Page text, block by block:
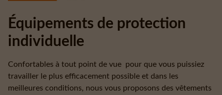
Équipements de protection
individuelle
Confortables à tout point de vue pour que vous puissiez
travailler le plus efficacement possible et dans les
meilleures conditions, nous vous proposons des vêtements